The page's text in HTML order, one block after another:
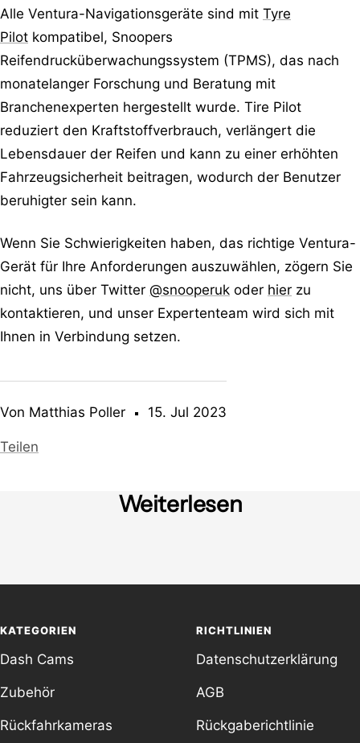
Von Matthias Poller 15. Jul 2023
Teilen
Alle Ventura-Navigationsgeräte sind mit Tyre
Pilot kompatibel, Snoopers
Reifendrucküberwachungssystem (TPMS), das nach
monatelanger Forschung und Beratung mit
Branchenexperten hergestellt wurde. Tire Pilot
reduziert den Kraftstoffverbrauch, verlängert die
Lebensdauer der Reifen und kann zu einer erhöhten
Fahrzeugsicherheit beitragen, wodurch der Benutzer
beruhigter sein kann.
Wenn Sie Schwierigkeiten haben, das richtige Ventura-
Gerät für Ihre Anforderungen auszuwählen, zögern Sie
nicht, uns über Twitter @snooperuk oder hier zu
kontaktieren, und unser Expertenteam wird sich mit
Ihnen in Verbindung setzen.
Weiterlesen
KATEGORIEN
Dash Cams
Zubehör
Rückfahrkameras
RICHTLINIEN
Datenschutzerklärung
AGB
Rückgaberichtlinie